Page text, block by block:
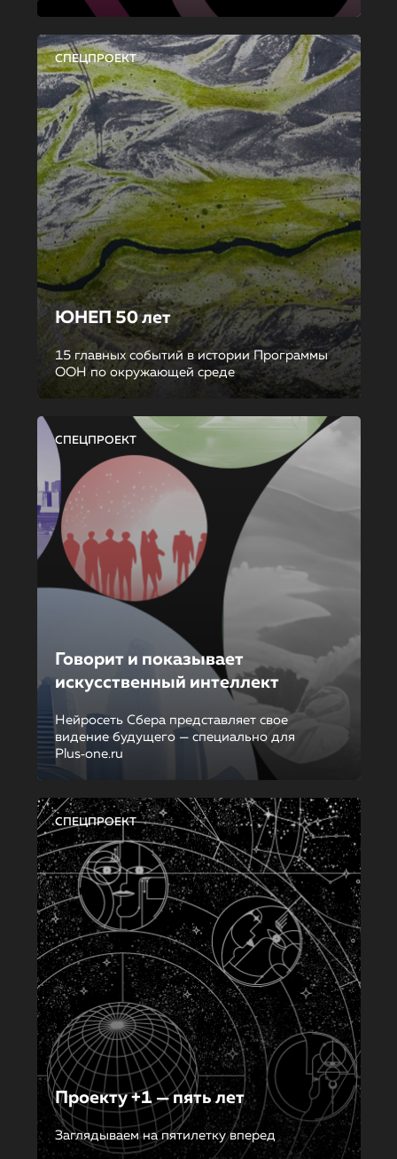
СПЕЦПРОЕКТ
ЮНЕП 50 лет
15 главных событий в истории Программы
ООН по окружающей среде
СПЕЦПРОЕКТ
Говорит и показывает
искусственный интеллект
Нейросеть Сбера представляет свое
видение будущего — специально для
Plus‑one.ru
СПЕЦПРОЕКТ
Проекту +1 — пять лет
Заглядываем на пятилетку вперед